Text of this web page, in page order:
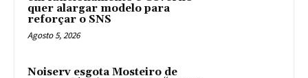
quer alargar modelo para
reforçar o SNS
Agosto 5, 2026
Noiserv esgota Mosteiro de